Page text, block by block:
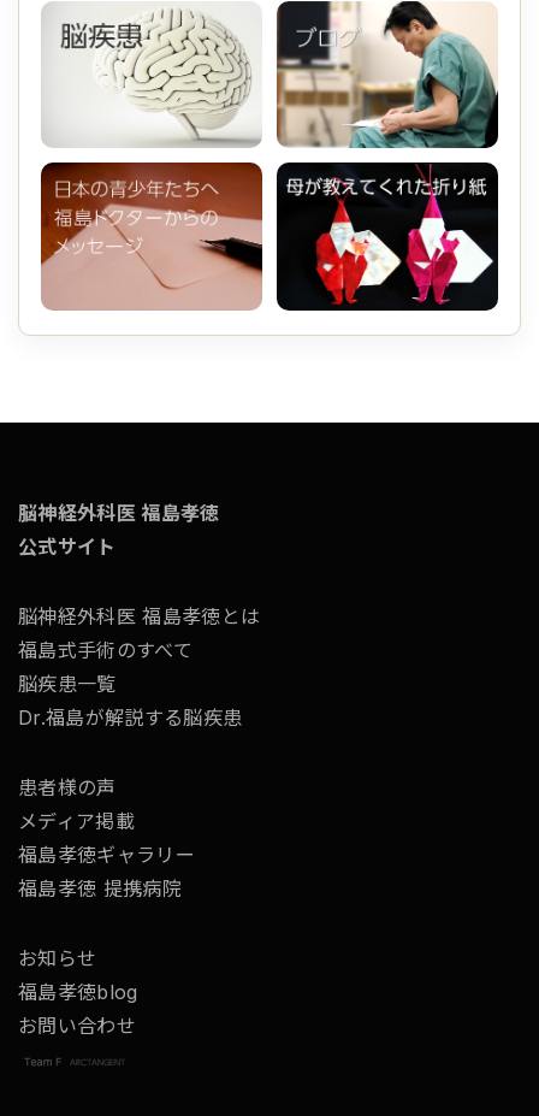
脳神経外科医 福島孝徳
公式サイト
脳神経外科医 福島孝徳とは
福島式手術のすべて
脳疾患一覧
Dr.福島が解説する脳疾患
患者様の声
メディア掲載
福島孝徳ギャラリー
福島孝徳 提携病院
お知らせ
福島孝徳blog
お問い合わせ